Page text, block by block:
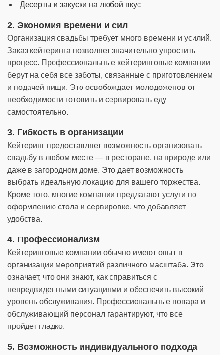
Десерты и закуски на любой вкус
2. Экономия времени и сил
Организация свадьбы требует много времени и усилий.
Заказ кейтеринга позволяет значительно упростить
процесс. Профессиональные кейтеринговые компании
берут на себя все заботы, связанные с приготовлением
и подачей пищи. Это освобождает молодоженов от
необходимости готовить и сервировать еду
самостоятельно.
3. Гибкость в организации
Кейтеринг предоставляет возможность организовать
свадьбу в любом месте — в ресторане, на природе или
даже в загородном доме. Это дает возможность
выбрать идеальную локацию для вашего торжества.
Кроме того, многие компании предлагают услуги по
оформлению стола и сервировке, что добавляет
удобства.
4. Профессионализм
Кейтеринговые компании обычно имеют опыт в
организации мероприятий различного масштаба. Это
означает, что они знают, как справиться с
непредвиденными ситуациями и обеспечить высокий
уровень обслуживания. Профессиональные повара и
обслуживающий персонал гарантируют, что все
пройдет гладко.
5. Возможность индивидуального подхода